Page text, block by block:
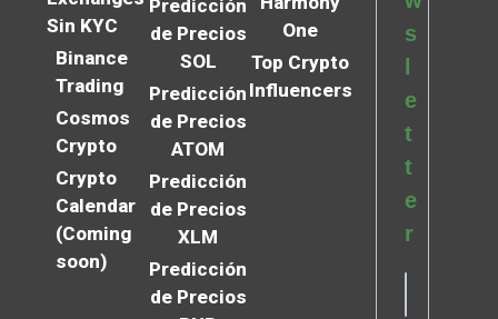
Sin KYC
Binance
Trading
Cosmos
Crypto
Crypto
Calendar
(Coming
soon)
Predicción
de Precios
SOL
Predicción
de Precios
ATOM
Predicción
de Precios
XLM
Predicción
de Precios
One
Top Crypto
Influencers
s
e
t
t
e
r